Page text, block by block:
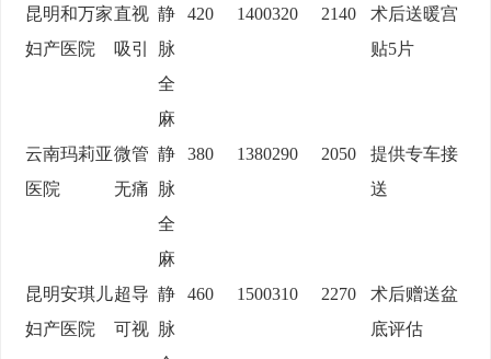
昆明和万家
妇产医院
直视
吸引
静
脉
全
麻
420 1400320 2140
术后送暖宫
贴5片
云南玛莉亚
医院
微管
无痛
静
脉
全
麻
380 1380290 2050
提供专车接
送
昆明安琪儿
妇产医院
超导
可视
静
脉
460 1500310 2270
术后赠送盆
底评估